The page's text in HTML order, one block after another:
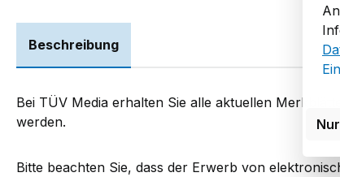
Beschreibung
Bei TÜV Media erhalten Sie alle aktuellen
werden.
Bitte beachten Sie, dass der Erwerb von